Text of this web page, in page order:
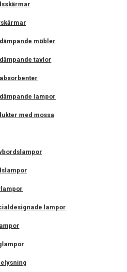
möbler
tavlor
lampor
med mossa
lampor